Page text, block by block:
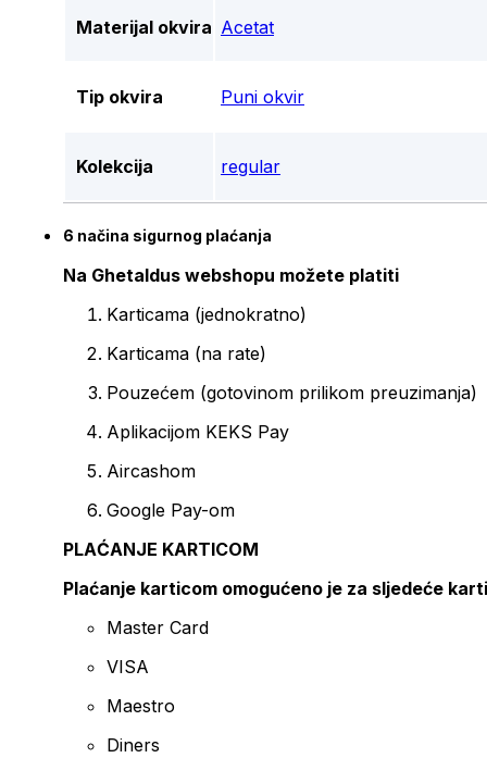
Materijal okvira Acetat
Tip okvira Puni okvir
Kolekcija regular
6 načina sigurnog plaćanja
Na Ghetaldus webshopu možete platiti
Karticama (jednokratno)
Karticama (na rate)
Pouzećem (gotovinom prilikom preuzimanja)
Aplikacijom KEKS Pay
Aircashom
Google Pay-om
PLAĆANJE KARTICOM
Plaćanje karticom omogućeno je za sljedeće
Master Card
VISA
Maestro
Diners